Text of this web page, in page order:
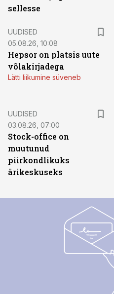
sellesse
UUDISED
05.08.26, 10:08
Hepsor on platsis uute
võlakirjadega
Lätti liikumine süveneb
UUDISED
03.08.26, 07:00
Stock-office on
muutunud
piirkondlikuks
ärikeskuseks